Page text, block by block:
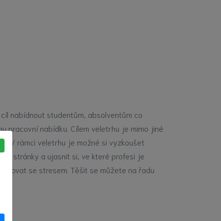
nabídnout studentům, absolventům co
pracovní nabídku. Cílem veletrhu je mimo jiné
V rámci veletrhu je možné si vyzkoušet
stránky a ujasnit si, ve které profesi je
se stresem. Těšit se můžete na řadu